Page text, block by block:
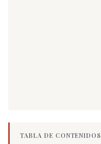
TABLA DE CONTENIDOS